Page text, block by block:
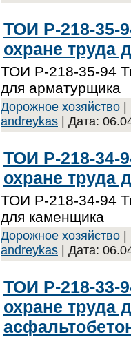
ТОИ Р-218-35-
охране труда
ТОИ Р-218-35-94
для арматурщика
Дорожное хозяйство |
andreykas | Дата:
ТОИ Р-218-34-
охране труда
ТОИ Р-218-34-94
для каменщика
Дорожное хозяйство |
andreykas | Дата:
ТОИ Р-218-33-
охране труда